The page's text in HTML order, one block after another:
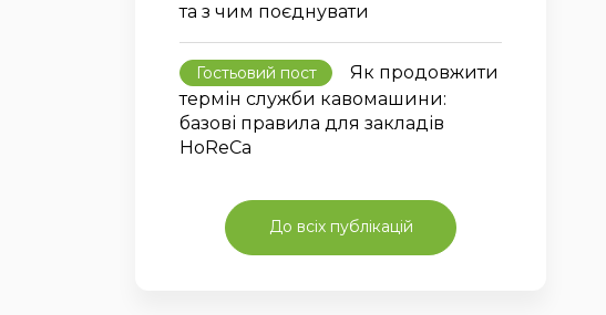
та з чим поєднувати
Гостьовий пост
Як продовжити
термін служби кавомашини:
базові правила для закладів
HoReCa
До всіх публікацій